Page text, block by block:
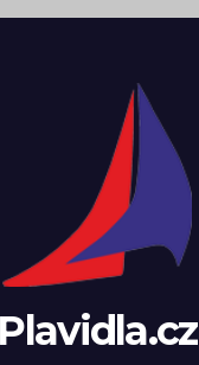
Plavidla.cz